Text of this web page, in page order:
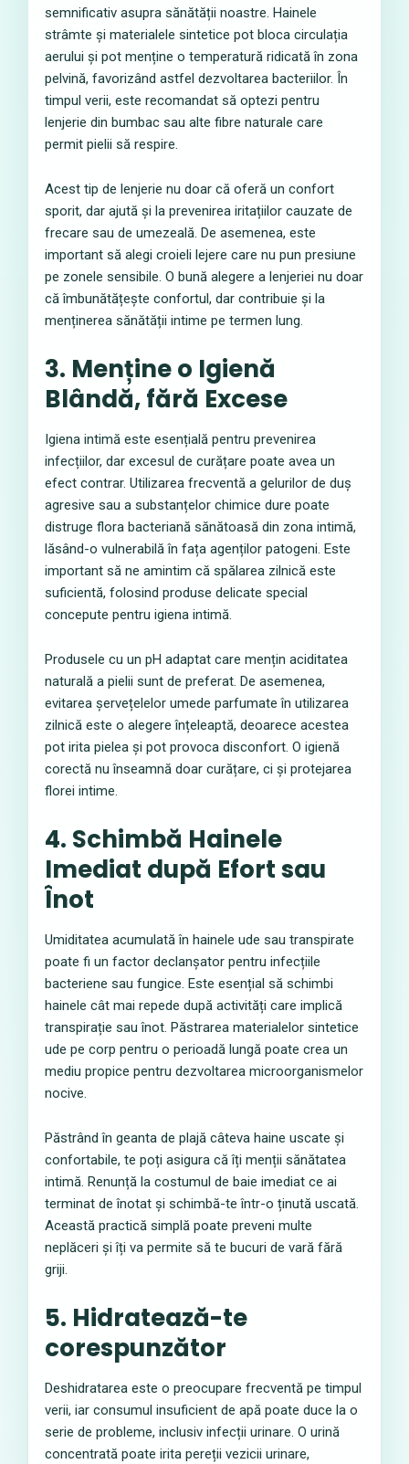
semnificativ asupra sănătății noastre. Hainele
strâmte și materialele sintetice pot bloca circulația
aerului și pot menține o temperatură ridicată în zona
pelvină, favorizând astfel dezvoltarea bacteriilor. În
timpul verii, este recomandat să optezi pentru
lenjerie din bumbac sau alte fibre naturale care
permit pielii să respire.
Acest tip de lenjerie nu doar că oferă un confort
sporit, dar ajută și la prevenirea iritațiilor cauzate de
frecare sau de umezeală. De asemenea, este
important să alegi croieli lejere care nu pun presiune
pe zonele sensibile. O bună alegere a lenjeriei nu doar
că îmbunătățește confortul, dar contribuie și la
menținerea sănătății intime pe termen lung.
3. Menține o Igienă
Blândă, fără Excese
Igiena intimă este esențială pentru prevenirea
infecțiilor, dar excesul de curățare poate avea un
efect contrar. Utilizarea frecventă a gelurilor de duș
agresive sau a substanțelor chimice dure poate
distruge flora bacteriană sănătoasă din zona intimă,
lăsând-o vulnerabilă în fața agenților patogeni. Este
important să ne amintim că spălarea zilnică este
suficientă, folosind produse delicate special
concepute pentru igiena intimă.
Produsele cu un pH adaptat care mențin aciditatea
naturală a pielii sunt de preferat. De asemenea,
evitarea șervețelelor umede parfumate în utilizarea
zilnică este o alegere înțeleaptă, deoarece acestea
pot irita pielea și pot provoca disconfort. O igienă
corectă nu înseamnă doar curățare, ci și protejarea
florei intime.
4. Schimbă Hainele
Imediat după Efort sau
Înot
Umiditatea acumulată în hainele ude sau transpirate
poate fi un factor declanșator pentru infecțiile
bacteriene sau fungice. Este esențial să schimbi
hainele cât mai repede după activități care implică
transpirație sau înot. Păstrarea materialelor sintetice
ude pe corp pentru o perioadă lungă poate crea un
mediu propice pentru dezvoltarea microorganismelor
nocive.
Păstrând în geanta de plajă câteva haine uscate și
confortabile, te poți asigura că îți menții sănătatea
intimă. Renunță la costumul de baie imediat ce ai
terminat de înotat și schimbă-te într-o ținută uscată.
Această practică simplă poate preveni multe
neplăceri și îți va permite să te bucuri de vară fără
griji.
5. Hidratează-te
corespunzător
Deshidratarea este o preocupare frecventă pe timpul
verii, iar consumul insuficient de apă poate duce la o
serie de probleme, inclusiv infecții urinare. O urină
concentrată poate irita pereții vezicii urinare,